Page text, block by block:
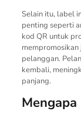
Selain itu, label
penting seperti
kod QR untuk
pelanggan.
kembali,
panjang.
Mengapa